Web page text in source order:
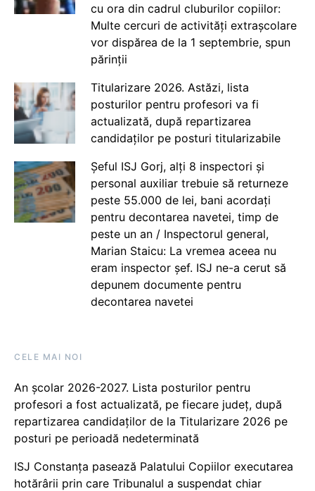
cu ora din cadrul cluburilor copiilor:
Multe cercuri de activități extrașcolare
vor dispărea de la 1 septembrie, spun
părinții
Titularizare 2026. Astăzi, lista
posturilor pentru profesori va fi
actualizată, după repartizarea
candidaților pe posturi titularizabile
Șeful ISJ Gorj, alți 8 inspectori și
personal auxiliar trebuie să returneze
peste 55.000 de lei, bani acordați
pentru decontarea navetei, timp de
peste un an / Inspectorul general,
Marian Staicu: La vremea aceea nu
eram inspector șef. ISJ ne-a cerut să
depunem documente pentru
decontarea navetei
CELE MAI NOI
An școlar 2026-2027. Lista posturilor pentru
profesori a fost actualizată, pe fiecare județ, după
repartizarea candidaților de la Titularizare 2026 pe
posturi pe perioadă nedeterminată
ISJ Constanța pasează Palatului Copiilor executarea
hotărârii prin care Tribunalul a suspendat chiar